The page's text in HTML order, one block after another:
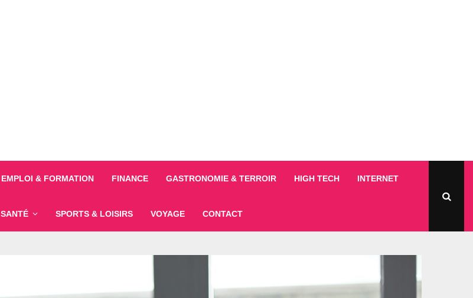
EMPLOI & FORMATION FINANCE GASTRONOMIE & TERROIR HIGH TECH INTERNET
SANTÉ SPORTS & LOISIRS VOYAGE CONTACT